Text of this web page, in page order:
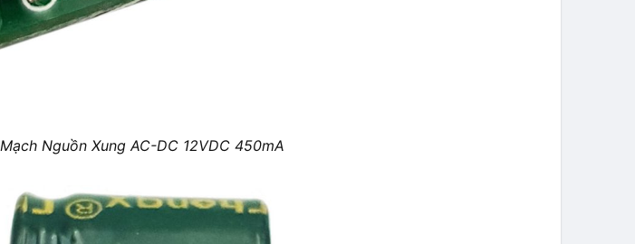
Mạch Nguồn Xung AC-DC 12VDC 450mA